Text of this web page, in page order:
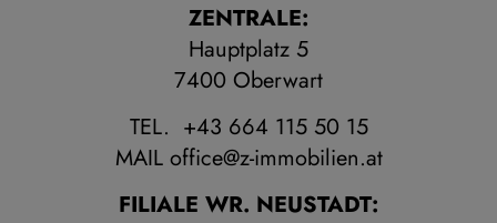
ZENTRALE:
Hauptplatz 5
7400 Oberwart
TEL. +43 664 115 50 15
MAIL office@z-immobilien.at
FILIALE WR. NEUSTADT: